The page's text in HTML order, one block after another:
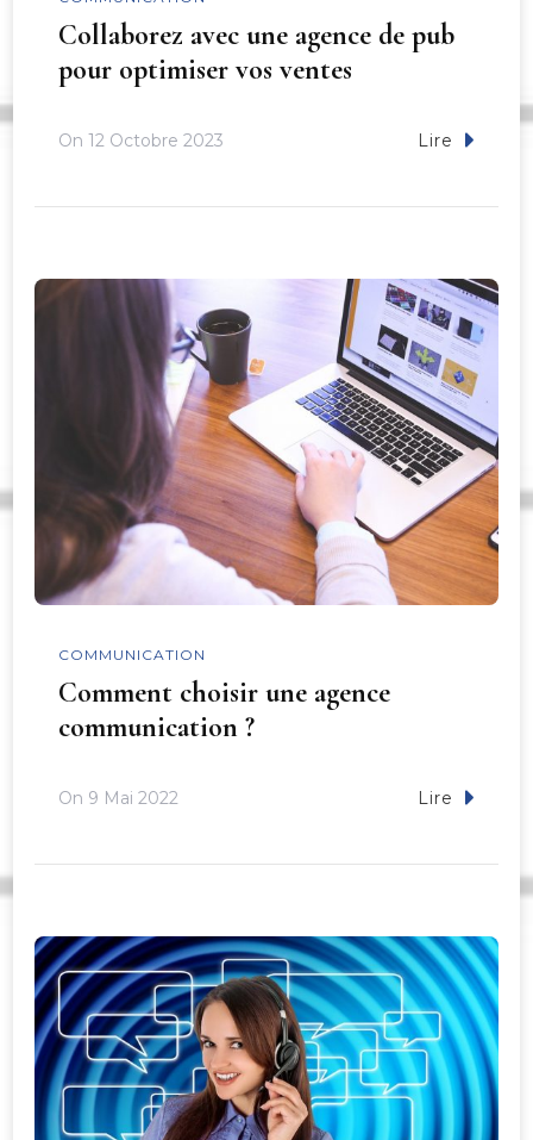
Collaborez avec une agence de pub
pour optimiser vos ventes
On 12 Octobre 2023 Lire
COMMUNICATION
Comment choisir une agence
communication ?
On 9 Mai 2022 Lire